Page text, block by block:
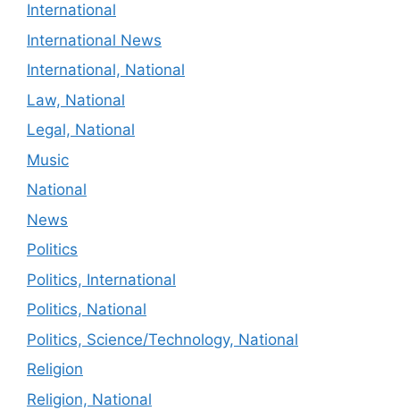
International
International News
International, National
Law, National
Legal, National
Music
National
News
Politics
Politics, International
Politics, National
Politics, Science/Technology, National
Religion
Religion, National